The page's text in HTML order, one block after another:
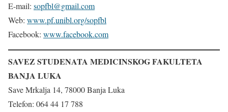
E-mail: sopfbl@gmail.com
Web: www.pf.unibl.org/sopfbl
Facebook: www.facebook.com
SAVEZ STUDENATA MEDICINSKOG FAKULTETA
BANJA LUKA
Save Mrkalja 14, 78000 Banja Luka
Telefon: 064 44 17 788